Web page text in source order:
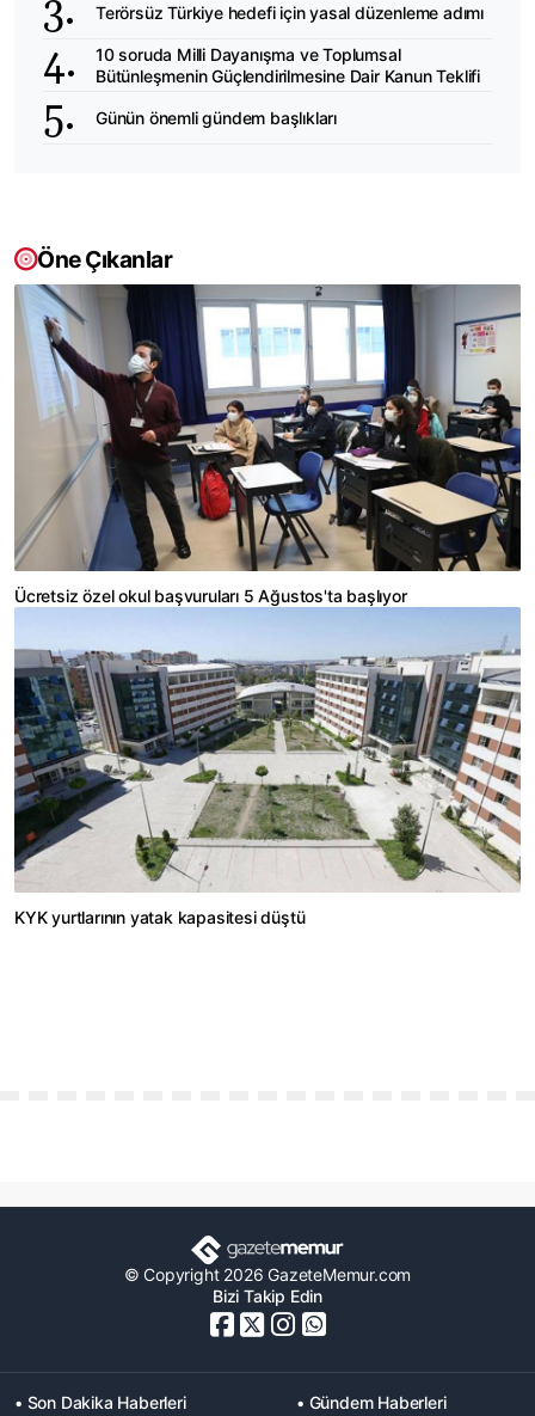
Terörsüz Türkiye hedefi için yasal düzenleme adımı
10 soruda Milli Dayanışma ve Toplumsal
Bütünleşmenin Güçlendirilmesine Dair Kanun Teklifi
Günün önemli gündem başlıkları
Öne Çıkanlar
Ücretsiz özel okul başvuruları 5 Ağustos'ta başlıyor
KYK yurtlarının yatak kapasitesi düştü
© Copyright 2026 GazeteMemur.com
Bizi Takip Edin
• Son Dakika Haberleri • Gündem Haberleri